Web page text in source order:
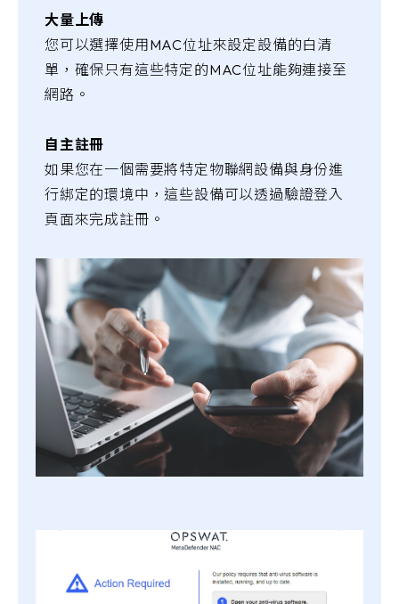
大量上傳
您可以選擇使用MAC位址來設定設備的白清
單，確保只有這些特定的MAC位址能夠連接至
網路。
自主註冊
如果您在一個需要將特定物聯網設備與身份進
行綁定的環境中，這些設備可以透過驗證登入
頁面來完成註冊。